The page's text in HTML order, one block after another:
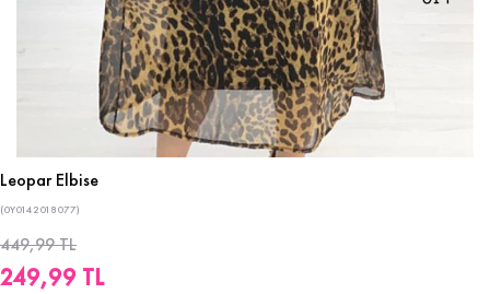
Leopar Elbise
(0Y0142018077)
449,99 TL
249,99 TL